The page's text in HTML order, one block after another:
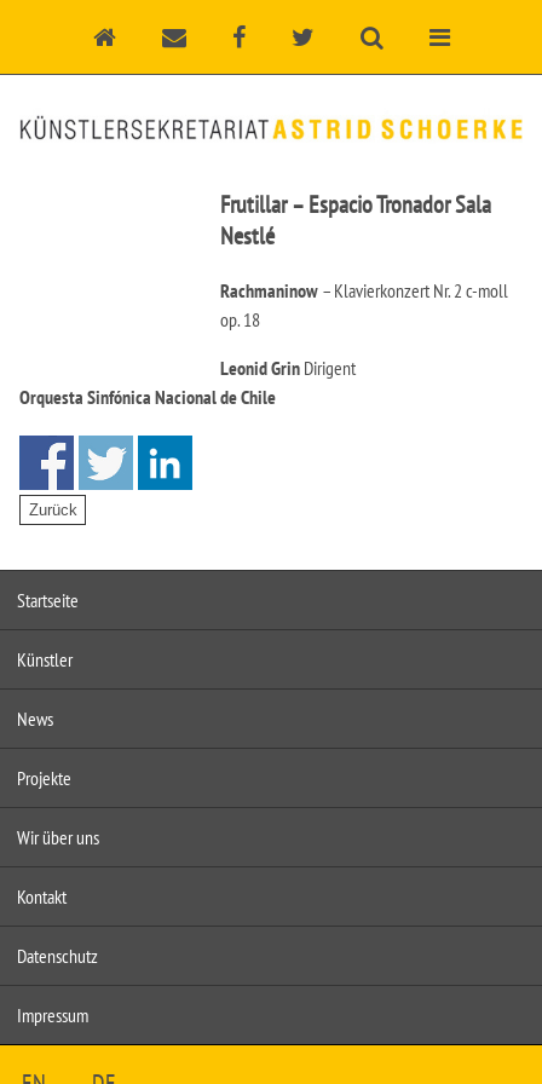
Frutillar – Espacio Tronador Sala
Nestlé
Rachmaninow – Klavierkonzert Nr. 2 c-moll
op. 18
Leonid Grin Dirigent
Orquesta Sinfónica Nacional de Chile
Startseite
Künstler
News
Projekte
Wir über uns
Kontakt
Datenschutz
Impressum